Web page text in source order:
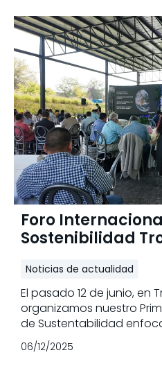
Foro
Sostenibilidad
Noticias de actualidad
El pasado 12 de junio, en
organizamos nuestro
de Sustentabilidad
06/12/2025